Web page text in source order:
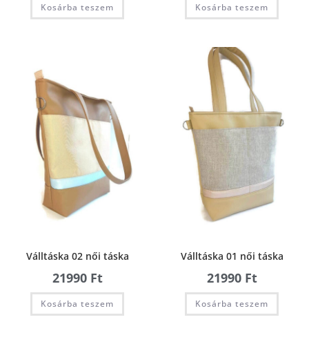
Kosárba teszem Kosárba teszem
Válltáska 02 női táska
21990 Ft
Kosárba teszem
Válltáska 01 női táska
21990 Ft
Kosárba teszem